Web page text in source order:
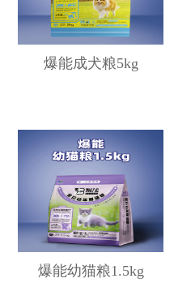
爆能成犬粮5kg
爆能幼猫粮1.5kg